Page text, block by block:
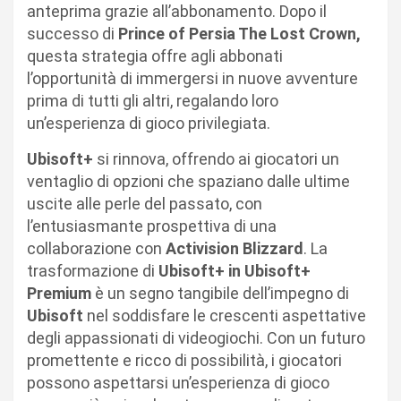
anteprima grazie all’abbonamento. Dopo il
successo di Prince of Persia The Lost Crown,
questa strategia offre agli abbonati
l’opportunità di immergersi in nuove avventure
prima di tutti gli altri, regalando loro
un’esperienza di gioco privilegiata.
Ubisoft+ si rinnova, offrendo ai giocatori un
ventaglio di opzioni che spaziano dalle ultime
uscite alle perle del passato, con
l’entusiasmante prospettiva di una
collaborazione con Activision Blizzard . La
trasformazione di Ubisoft+ in Ubisoft+
Premium è un segno tangibile dell’impegno di
Ubisoft nel soddisfare le crescenti aspettative
degli appassionati di videogiochi. Con un futuro
promettente e ricco di possibilità, i giocatori
possono aspettarsi un’esperienza di gioco